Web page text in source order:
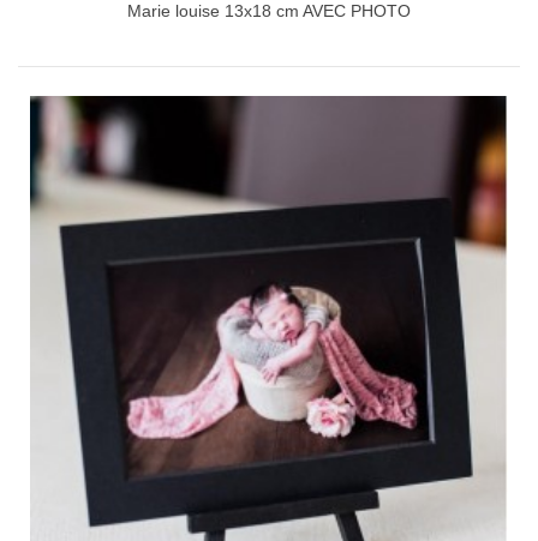
Marie louise 13x18 cm AVEC PHOTO